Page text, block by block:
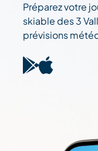
Préparez votre
skiable des 3
prévisions